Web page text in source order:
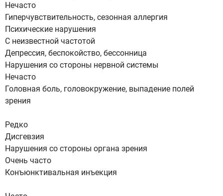
Нечасто
Гиперчувствительность, сезонная аллергия
Психические нарушения
С неизвестной частотой
Депрессия, беспокойство, бессонница
Нарушения со стороны нервной системы
Нечасто
Головная боль, головокружение, выпадение полей
зрения
Редко
Дисгевзия
Нарушения со стороны органа зрения
Очень часто
Конъюнктивальная инъекция